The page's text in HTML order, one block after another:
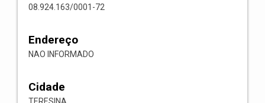
08.924.163/0001-72
Endereço
NAO INFORMADO
Cidade